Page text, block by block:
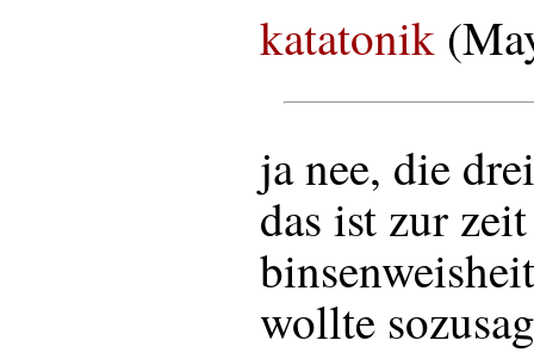
katatonik
ja nee, die
das ist zur
wollte